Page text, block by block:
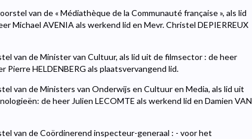
van de « Médiathèque de la Communauté française », als lid
Michael AVENIA als werkend lid en Mevr. Christel DEPIERREUX
van de Minister van Cultuur, als lid uit de filmsector : de heer
Pierre HELDENBERG als plaatsvervangend lid.
van de Ministers van Onderwijs en Cultuur en Media, als lid uit
de heer Julien LECOMTE als werkend lid en Damien VAN
van de Coördinerend inspecteur-generaal : - voor het